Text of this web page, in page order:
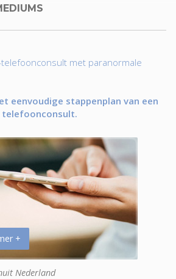
met paranormale
eenvoudige stappenplan van een
telefoonconsult.
+
Nederland